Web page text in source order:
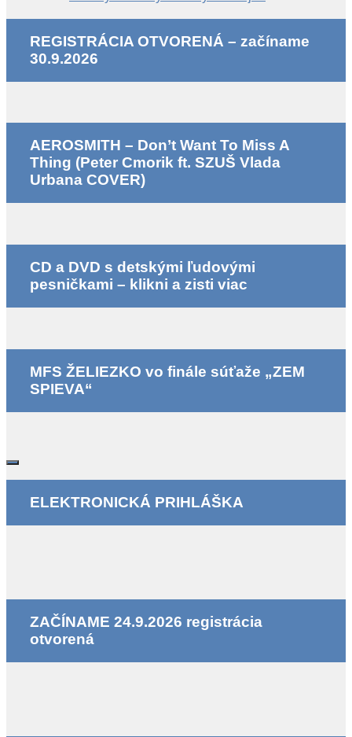
REGISTRÁCIA OTVORENÁ – začíname
30.9.2026
AEROSMITH – Don’t Want To Miss A
Thing (Peter Cmorik ft. SZUŠ Vlada
Urbana COVER)
CD a DVD s detskými ľudovými
pesničkami – klikni a zisti viac
MFS ŽELIEZKO vo finále súťaže „ZEM
SPIEVA“
ELEKTRONICKÁ PRIHLÁŠKA
ZAČÍNAME 24.9.2026 registrácia
otvorená